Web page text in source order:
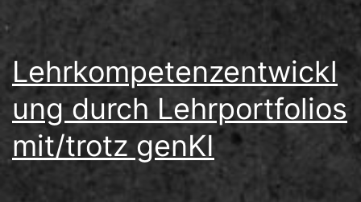
Lehrkompetenzentwickl
ung durch Lehrportfolios
mit/trotz genKI